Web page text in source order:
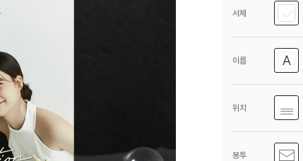
서체
이름
위치
봉투